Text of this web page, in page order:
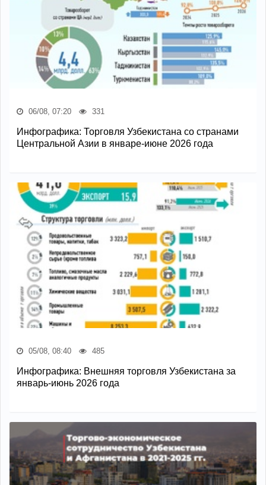
06/08, 07:20 331
Инфографика: Торговля Узбекистана со странами
Центральной Азии в январе-июне 2026 года
05/08, 08:40 485
Инфографика: Внешняя торговля Узбекистана за
январь-июнь 2026 года